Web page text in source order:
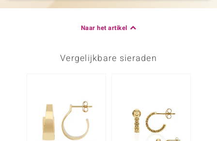
Naar het artikel
Vergelijkbare sieraden